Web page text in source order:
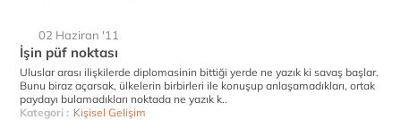
02 Haziran '11
İşin püf noktası
Uluslar arası ilişkilerde diplomasinin bittiği yerde ne yazık ki savaş başlar.
Bunu biraz açarsak, ülkelerin birbirleri ile konuşup anlaşamadıkları, ortak
paydayı bulamadıkları noktada ne yazık k..
Kategori : Kişisel Gelişim